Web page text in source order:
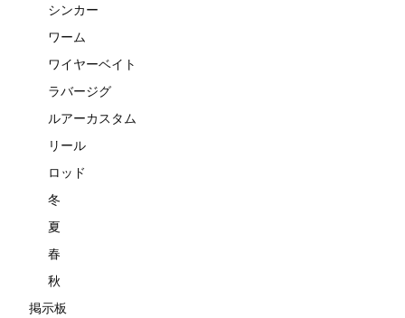
シンカー
ワーム
ワイヤーベイト
ラバージグ
ルアーカスタム
リール
ロッド
冬
夏
春
秋
掲示板